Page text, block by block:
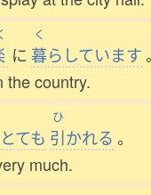
に
く
暮らしています。
the country.
とても
ひ
引かれる 。
much.